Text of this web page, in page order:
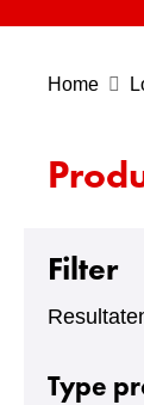
e
Home
Filter
Facetten
Type